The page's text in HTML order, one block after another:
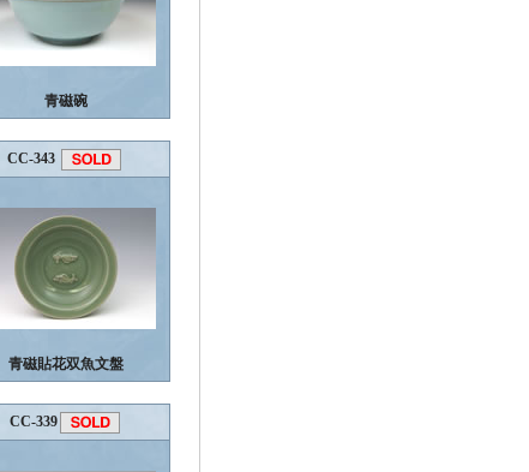
青磁碗
CC-343
青磁貼花双魚文盤
CC-339